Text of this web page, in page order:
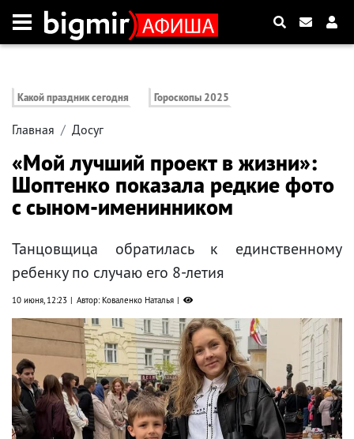
Какой праздник сегодня Гороскопы 2025
Главная Досуг
«Мой лучший проект в жизни»:
Шоптенко показала редкие фото
с сыном-именинником
Танцовщица обратилась к единственному
ребенку по случаю его 8-летия
10 июня, 12:23 Автор: Коваленко Наталья